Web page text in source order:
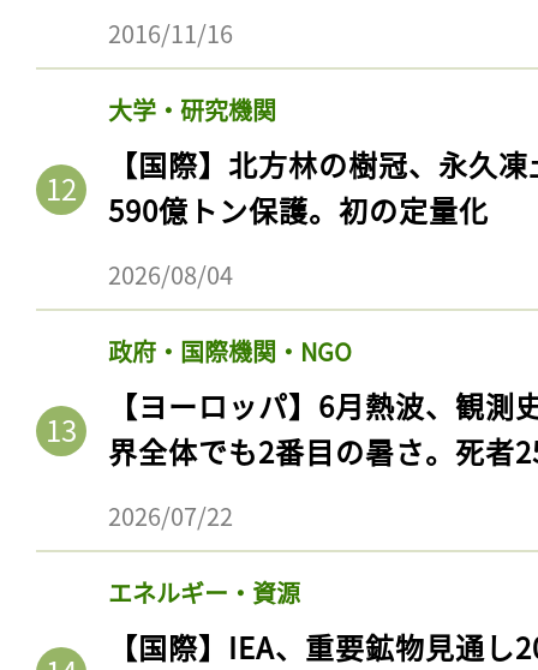
2016/11/16
大学・研究機関
【国際】北方林の樹冠、永久
590億トン保護。初の定量化
2026/08/04
政府・国際機関・NGO
【ヨーロッパ】6月熱波、観
界全体でも2番目の暑さ。死者
2026/07/22
エネルギー・資源
【国際】IEA、重要鉱物見通